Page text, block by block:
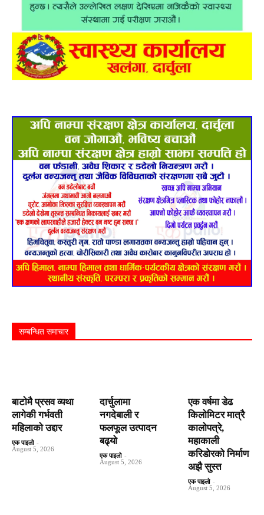
सम्बन्धित समाचार
बाटाेमै प्रसव व्यथा
लागेकी गर्भवती
महिलाको उद्दार
एक पाइलो -
August 5, 2026
दार्चुलामा
नगदेबाली र
फलफूल उत्पादन
बढ्यो
एक पाइलो -
August 5, 2026
एक वर्षमा डेढ
किलोमिटर मात्रै
कालोपत्रे,
महाकाली
करिडोरको निर्माण
अझै सुस्त
एक पाइलो -
August 5, 2026